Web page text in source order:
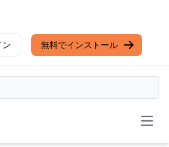
ン 無料でインストール